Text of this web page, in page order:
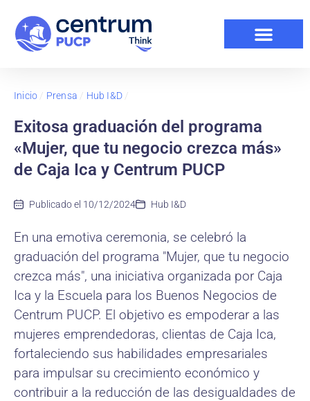
Inicio / Prensa / Hub I&D /
Exitosa graduación del programa
«Mujer, que tu negocio crezca más»
de Caja Ica y Centrum PUCP
Publicado el 10/12/2024 Hub I&D
En una emotiva ceremonia, se celebró la
graduación del programa "Mujer, que tu negocio
crezca más", una iniciativa organizada por Caja
Ica y la Escuela para los Buenos Negocios de
Centrum PUCP. El objetivo es empoderar a las
mujeres emprendedoras, clientas de Caja Ica,
fortaleciendo sus habilidades empresariales
para impulsar su crecimiento económico y
contribuir a la reducción de las desigualdades de